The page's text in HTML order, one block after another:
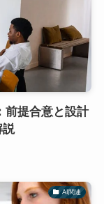
前提合意と設計
説
AI関連